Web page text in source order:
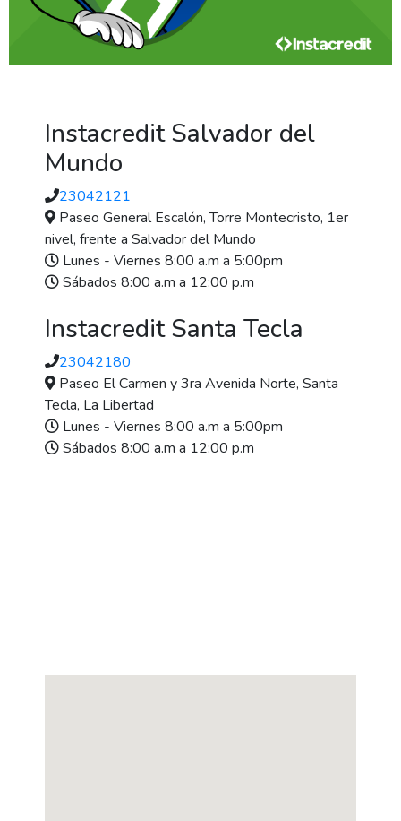
Instacredit Salvador del
Mundo
23042121
Paseo General Escalón, Torre Montecristo, 1er
nivel, frente a Salvador del Mundo
Lunes - Viernes 8:00 a.m a 5:00pm
Sábados 8:00 a.m a 12:00 p.m
Instacredit Santa Tecla
23042180
Paseo El Carmen y 3ra Avenida Norte, Santa
Tecla, La Libertad
Lunes - Viernes 8:00 a.m a 5:00pm
Sábados 8:00 a.m a 12:00 p.m